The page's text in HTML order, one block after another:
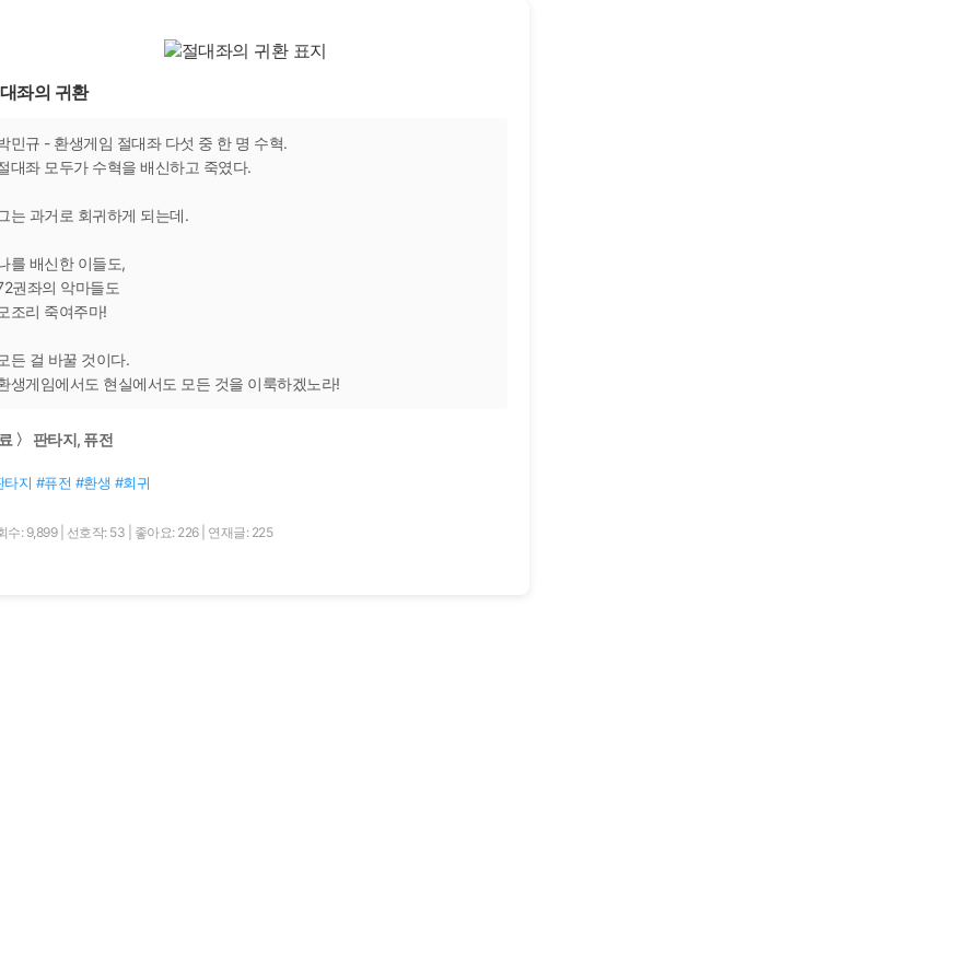
좌의 귀환
민규 - 환생게임 절대좌 다섯 중 한 명 수혁.
대좌 모두가 수혁을 배신하고 죽였다.
는 과거로 회귀하게 되는데.
를 배신한 이들도,
권좌의 악마들도
조리 죽여주마!
든 걸 바꿀 것이다.
생게임에서도 현실에서도 모든 것을 이룩하겠노라!
〉 판타지, 퓨전
타지 #퓨전 #환생 #회귀
수: 9,899 선호작: 53 좋아요: 226 연재글: 225